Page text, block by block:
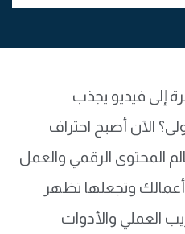
إلى فيديو يجذب
الآن أصبح احتراف
المحتوى الرقمي والعمل
أعمالك وتجعلها تظهر
العملي والأدوات